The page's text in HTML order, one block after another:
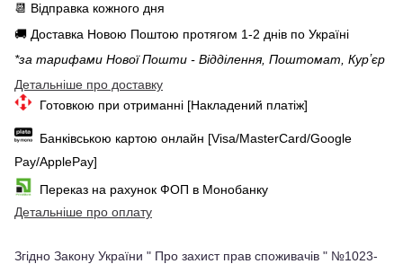
📆 Відправка кожного дня
🚚 Доставка Новою Поштою протягом 1-2 днів по Україні
*за тарифами Нової Пошти - Відділення, Поштомат, Курʼєр
Детальніше про доставку
Готовкою при отриманні [Накладений платіж]
Банківською картою онлайн [Visa/MasterCard/Google
Pay/ApplePay]
Переказ на рахунок ФОП в Монобанку
Детальніше про оплату
Згідно Закону України " Про захист прав споживачів " №1023-